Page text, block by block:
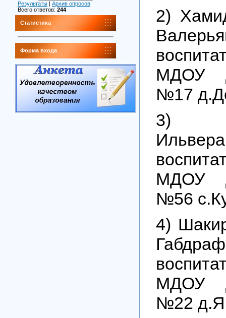
Результаты
Архив опросов
Всего ответов: 244
Статистика
Форма входа
2)
МДОУ
№17
3)
МДОУ
№56
4)
МДОУ
№22